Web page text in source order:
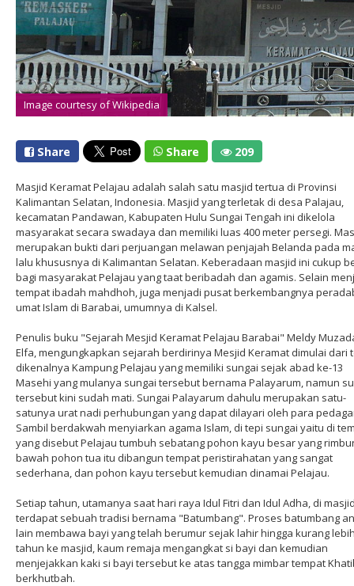
Image courtesy of Wikipedia
Share Share 209
Masjid Keramat Pelajau adalah salah satu masjid tertua di Provinsi
Kalimantan Selatan, Indonesia. Masjid yang terletak di desa Palajau,
kecamatan Pandawan, Kabupaten Hulu Sungai Tengah ini dikelola
masyarakat secara swadaya dan memiliki luas 400 meter persegi.
merupakan bukti dari perjuangan melawan penjajah Belanda pada
lalu khususnya di Kalimantan Selatan. Keberadaan masjid ini cukup
bagi masyarakat Pelajau yang taat beribadah dan agamis. Selain
tempat ibadah mahdhoh, juga menjadi pusat berkembangnya
umat Islam di Barabai, umumnya di Kalsel.
Penulis buku "Sejarah Mesjid Keramat Pelajau Barabai" Meldy
Elfa, mengungkapkan sejarah berdirinya Mesjid Keramat dimulai dari
dikenalnya Kampung Pelajau yang memiliki sungai sejak abad ke-13
Masehi yang mulanya sungai tersebut bernama Palayarum, namun
tersebut kini sudah mati. Sungai Palayarum dahulu merupakan satu-
satunya urat nadi perhubungan yang dapat dilayari oleh para
Sambil berdakwah menyiarkan agama Islam, di tepi sungai yaitu di
yang disebut Pelajau tumbuh sebatang pohon kayu besar yang
bawah pohon tua itu dibangun tempat peristirahatan yang sangat
sederhana, dan pohon kayu tersebut kemudian dinamai Pelajau.
Setiap tahun, utamanya saat hari raya Idul Fitri dan Idul Adha, di
terdapat sebuah tradisi bernama "Batumbang". Proses batumbang
lain membawa bayi yang telah berumur sejak lahir hingga kurang
tahun ke masjid, kaum remaja mengangkat si bayi dan kemudian
menjejakkan kaki si bayi tersebut ke atas tangga mimbar tempat
berkhutbah.